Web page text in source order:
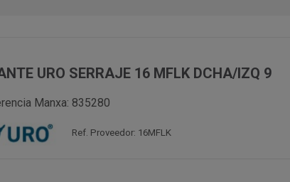
URO SERRAJE 16 MFLK DCHA/IZQ 9
Manxa: 835280
Ref. Proveedor: 16MFLK